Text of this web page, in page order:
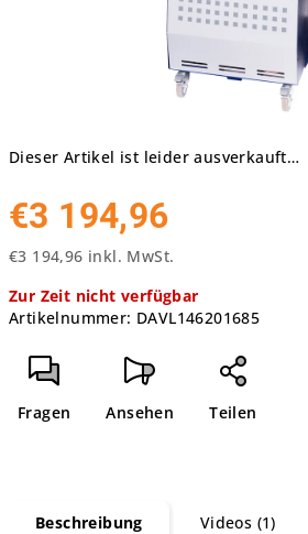
Dieser Artikel ist leider ausverkauft…
€3 194,96
€3 194,96 inkl. MwSt.
Zur Zeit nicht verfügbar
Artikelnummer: DAVL146201685
Fragen Ansehen Teilen
Beschreibung Videos (1)